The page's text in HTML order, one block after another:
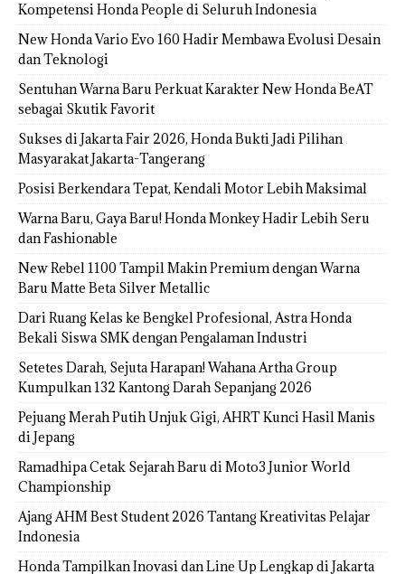
Kompetensi Honda People di Seluruh Indonesia
New Honda Vario Evo 160 Hadir Membawa Evolusi Desain
dan Teknologi
Sentuhan Warna Baru Perkuat Karakter New Honda BeAT
sebagai Skutik Favorit
Sukses di Jakarta Fair 2026, Honda Bukti Jadi Pilihan
Masyarakat Jakarta-Tangerang
Posisi Berkendara Tepat, Kendali Motor Lebih Maksimal
Warna Baru, Gaya Baru! Honda Monkey Hadir Lebih Seru
dan Fashionable
New Rebel 1100 Tampil Makin Premium dengan Warna
Baru Matte Beta Silver Metallic
Dari Ruang Kelas ke Bengkel Profesional, Astra Honda
Bekali Siswa SMK dengan Pengalaman Industri
Setetes Darah, Sejuta Harapan! Wahana Artha Group
Kumpulkan 132 Kantong Darah Sepanjang 2026
Pejuang Merah Putih Unjuk Gigi, AHRT Kunci Hasil Manis
di Jepang
Ramadhipa Cetak Sejarah Baru di Moto3 Junior World
Championship
Ajang AHM Best Student 2026 Tantang Kreativitas Pelajar
Indonesia
Honda Tampilkan Inovasi dan Line Up Lengkap di Jakarta